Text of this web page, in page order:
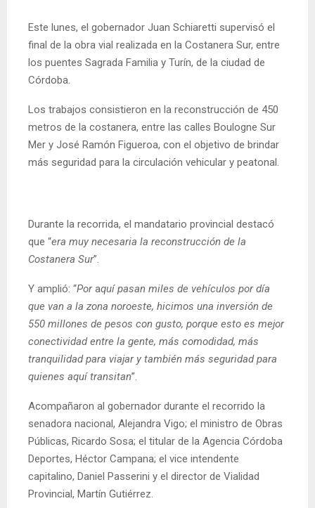
Este lunes, el gobernador Juan Schiaretti supervisó el
final de la obra vial realizada en la Costanera Sur, entre
los puentes Sagrada Familia y Turín, de la ciudad de
Córdoba.
Los trabajos consistieron en la reconstrucción de 450
metros de la costanera, entre las calles Boulogne Sur
Mer y José Ramón Figueroa, con el objetivo de brindar
más seguridad para la circulación vehicular y peatonal.
Durante la recorrida, el mandatario provincial destacó
que “era muy necesaria la reconstrucción de la
Costanera Sur”.
Y amplió: “Poraquí pasan miles de vehículos por día
que van a la zona noroeste, hicimos una inversión de
550 millones de pesos con gusto, porque esto es mejor
conectividad entre la gente, más comodidad, más
tranquilidad para viajar y también más seguridad para
quienes aquí transitan”.
Acompañaron al gobernador durante el recorrido la
senadora nacional, Alejandra Vigo; el ministro de Obras
Públicas, Ricardo Sosa; el titular de la Agencia Córdoba
Deportes, Héctor Campana; el vice intendente
capitalino, Daniel Passerini y el director de Vialidad
Provincial, Martín Gutiérrez.